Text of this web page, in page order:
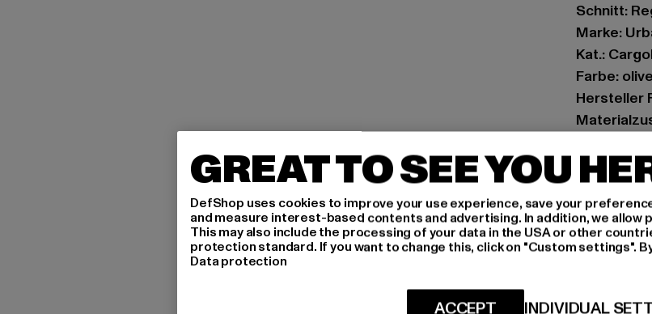
Schnitt:
Marke:
Kat.:
Farbe: olive
Hersteller
Hersteller:
Dr.-
GREAT TO SEE YOU
DefShop uses cookies to improve your use experience, save your
and measure interest-based contents and advertising. In addition, we
This may also include the processing of your data in the USA or other
protection standard. If you want to change this, click on "Custom settings".
Data protection
INDIVIDUAL
ACCEPT